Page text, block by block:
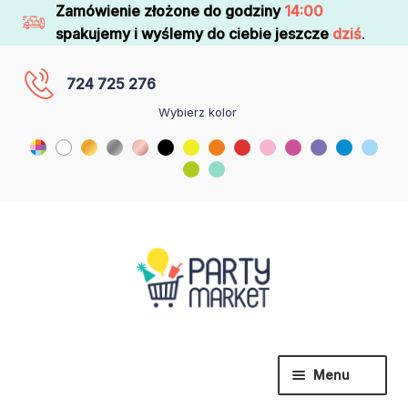
Zamówienie złożone do godziny 14:00
spakujemy i wyślemy do ciebie jeszcze dziś.
724 725 276
Wybierz kolor
Menu